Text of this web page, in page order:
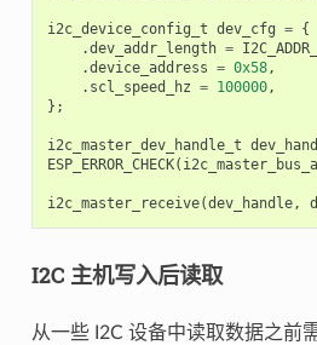
i2c_device_config_t dev_cfg = {
.dev_addr_length =
.device_address = 0x58,
. scl_speed_hz = 100000,
};
i2c_master_dev_handle_t
ESP_ERROR_CHECK(
i2c_master_receive(dev_handle,
I2C 主机写入后读取
从一些 I2C 设备中读取数据之前